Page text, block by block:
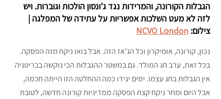
הגבלות הקורונה, והמרידות נגד ג’ונסון הולכות וגוברות. ויש
לזה לא מעט השלכות אפשריות על עתידה של המפלגה |
צילום: NCVO London
נכון, קורונה, אומיקרון וכל הג’אז הזה. אבל בואו ניקח מזה הפסקה.
בכל זאת, ערב חג המולד. גם במשטר ההגבלות הכי נוקשה בבריטניה
אין הגבלות בחג עצמו. ימים יגידו כמה ההחלטה הזו הייתה חכמה,
אבל היום ומחר ניקח קצת הפסקה ממדיניות קורונה חדשה, לטובת